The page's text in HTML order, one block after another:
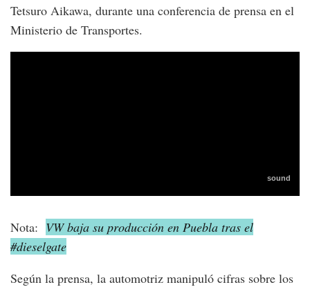
Tetsuro Aikawa, durante una conferencia de prensa en el
Ministerio de Transportes.
Nota: VW baja su producción en Puebla tras el
#dieselgate
Según la prensa, la automotriz manipuló cifras sobre los